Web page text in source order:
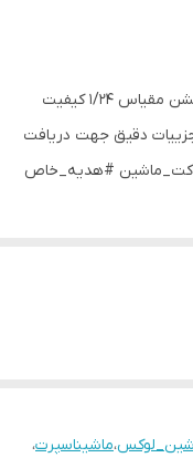
ماکت زیبای کامارو ایروک جادا سری سریع و خشن مقیاس ۱/۲۴ کیفیت
دقیق جهت دریافت
#هدیه_خاص
،ماشیناسپرت،